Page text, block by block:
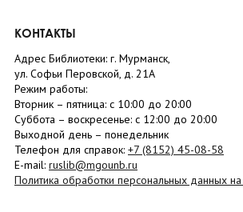
КОНТАКТЫ
Адрес Библиотеки: г. Мурманск,
ул. Софьи Перовской, д. 21А
Режим работы:
Вторник – пятница: с 10:00 до 20:00
Суббота – воскресенье: c 12:00 до 20:00
Выходной день – понедельник
Телефон для справок: +7 (8152) 45-08-58
E-mail: ruslib@mgounb.ru
Политика обработки персональных данных